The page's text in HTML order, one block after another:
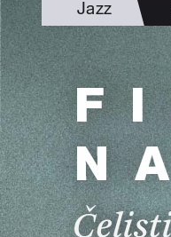
Jazz